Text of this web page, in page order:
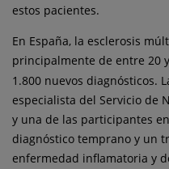
estos pacientes.
En España, la esclerosis
principalmente de entre 20
1.800 nuevos diagnósticos.
especialista del Servicio de
y una de las participantes
diagnóstico temprano y un
enfermedad inflamatoria y